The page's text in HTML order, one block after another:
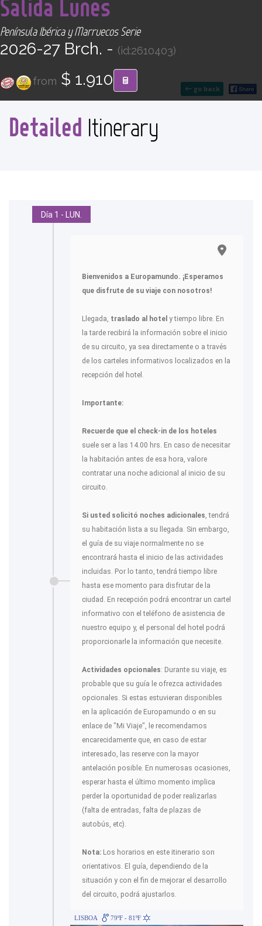
go back
Salida Lunes
Península Ibérica y Marruecos Serie
2026-27 Brch. - (id:2610403)
from $ 1.910
Detailed Itinerary
Día 1 - LUN.
Bienvenidos a Europamundo. ¡Esperamos
que disfrute de su viaje con nosotros!
Llegada, traslado al hotel y tiempo libre. En
la tarde recibirá la información sobre el inicio
de su circuito, ya sea directamente o a través
de los carteles informativos localizados en la
recepción del hotel.
Importante:
Recuerde que el check-in de los hoteles
suele ser a las 14.00 hrs. En caso de necesitar
la habitación antes de esa hora, valore
contratar una noche adicional al inicio de su
circuito.
Si usted solicitó noches adicionales, tendrá
su habitación lista a su llegada. Sin embargo,
el guía de su viaje normalmente no se
encontrará hasta el inicio de las actividades
incluidas. Por lo tanto, tendrá tiempo libre
hasta ese momento para disfrutar de la
ciudad. En recepción podrá encontrar un cartel
informativo con el teléfono de asistencia de
nuestro equipo y, el personal del hotel podrá
proporcionarle la información que necesite.
Actividades opcionales: Durante su viaje, es
probable que su guía le ofrezca actividades
opcionales. Si estas estuvieran disponibles
en la aplicación de Europamundo o en su
enlace de "Mi Viaje", le recomendamos
encarecidamente que, en caso de estar
interesado, las reserve con la mayor
antelación posible. En numerosas ocasiones,
esperar hasta el último momento implica
perder la oportunidad de poder realizarlas
(falta de entradas, falta de plazas de
autobús, etc).
Nota: Los horarios en este itinerario son
orientativos. El guía, dependiendo de la
situación y con el fin de mejorar el desarrollo
del circuito, podrá ajustarlos.
LISBOA 79ºF - 81ºF